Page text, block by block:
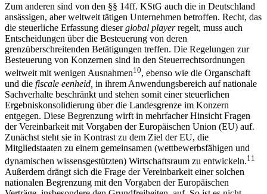
Zum anderen sind von den §§ 14ff. KStG auch die in Deutschland
ansässigen, aber weltweit tätigen Unternehmen betroffen. Recht, das
die steuerliche Erfassung dieserglobal playerregelt, muss auch
Entscheidungen über die Besteuerung von deren
grenzüberschreitenden Betätigungen treffen. Die Regelungen zur
Besteuerung von Konzernen sind in den Steuerrechtsordnungen
weltweit mit wenigen Ausnahmen10, ebenso wie die Organschaft
und die fiscale eenheid, in ihrem Anwendungsbereich auf nationale
Sachverhalte beschränkt und stehen somit einer steuerlichen
Ergebniskonsolidierung über die Landesgrenze im Konzern
entgegen. Diese Begrenzung wirft in mehrfacher Hinsicht Fragen
der Vereinbarkeit mit Vorgaben der Europäischen Union (EU) auf.
Zunächst steht sie in Kontrast zu dem Ziel der EU, die
Mitgliedstaaten zu einem gemeinsamen (wettbewerbsfähigen und
dynamischen wissensgestützten) Wirtschaftsraum zu entwickeln.11
Außerdem drängt sich die Frage der Vereinbarkeit einer solchen
nationalen Begrenzung mit den Vorgaben der Europäischen